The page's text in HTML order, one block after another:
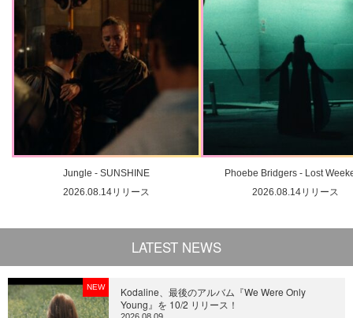
Jungle - SUNSHINE
2026.08.14リリース
Phoebe Bridgers - Lost
2026.08.14リリース
LATEST NEWS
NEW
Kodaline、最後のアルバム『We Were Only
Young』を 10/2 リリース！